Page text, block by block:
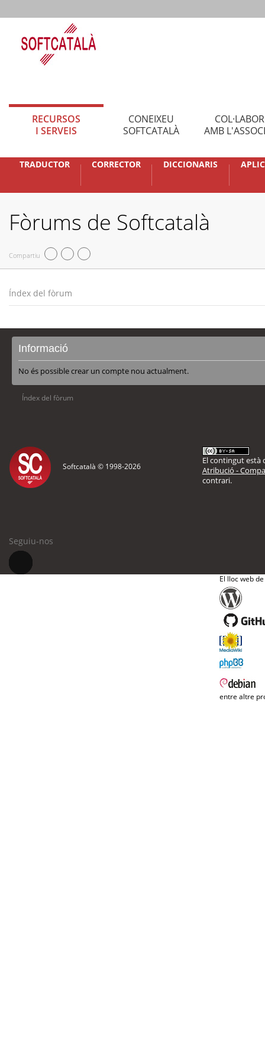
RECURSOS
I SERVEIS
CONEIXEU
SOFTCATALÀ
AMB
TRADUCTOR CORRECTOR DICCIONARIS
Fòrums de Softcatalà
Compartiu
Índex del fòrum
Informació
No és possible crear un compte nou actualment.
Índex del fòrum
Softcatalà © 1998-2026
El contingut està
Atribució -
contrari.
Seguiu-nos
El lloc web
entre altre